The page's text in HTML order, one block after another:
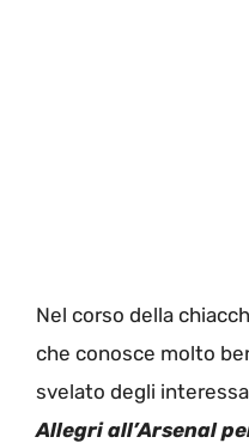
Nel corso della
che conosce molto
svelato degli
Allegri all’Arsenal